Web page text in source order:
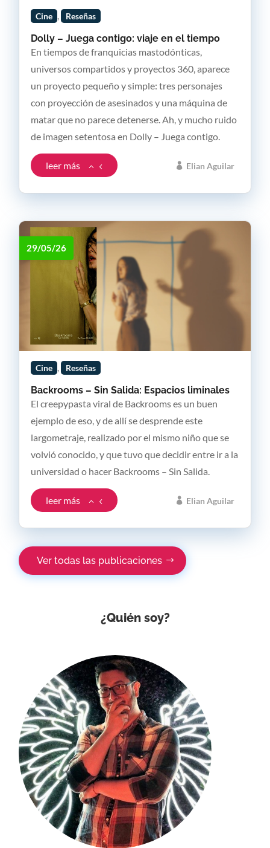
Dolly – Juega contigo: viaje en el tiempo
Elian Aguilar
Cine , Reseñas
En tiempos de franquicias mastodónticas,
universos compartidos y proyectos 360, aparece
un proyecto pequeño y simple: tres personajes
con proyección de asesinados y una máquina de
matar que no parece detenerse. Ah, y mucho ruido
de imagen setentosa en Dolly – Juega contigo.
leer más
Backrooms – Sin Salida: Espacios liminales
Elian Aguilar
29/05/26
Cine , Reseñas
El creepypasta viral de Backrooms es un buen
ejemplo de eso, y de allí se desprende este
largometraje, realizado por el mismo niño que se
volvió conocido, y que tuvo que decidir entre ir a la
universidad o hacer Backrooms – Sin Salida.
leer más
Ver todas las publicaciones
¿Quién soy?